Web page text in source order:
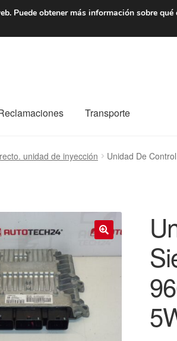
De lunes a
Transporte
Mi cuentaPagos Política de
unidad de inyección Unidad De
Puede obtener más información sobre